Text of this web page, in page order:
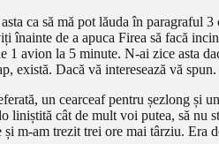
ca să mă pot lăuda în paragraful
înainte de a apuca Firea să facă
1 avion la 5 minute. N-ai zice asta
există. Dacă vă interesează vă spun.
un cearceaf pentru șezlong și
liniștită cât de mult voi putea, să nu
m-am trezit trei ore mai târziu. Era